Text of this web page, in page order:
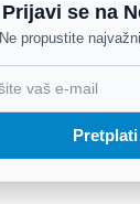
Prijavi se na
Ne propustite
Pretplati